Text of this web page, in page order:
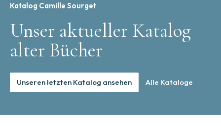
Katalog Camille Sourget
Unser aktueller Katalog
alter Bücher
Unseren letzten Katalog ansehen Alle Kataloge